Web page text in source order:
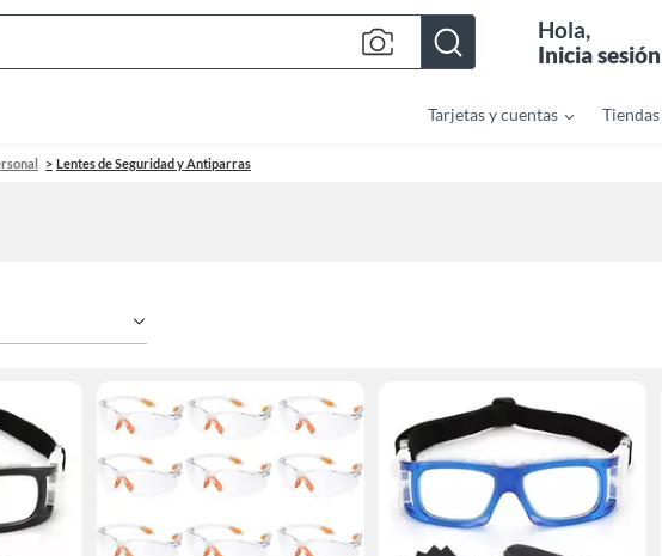
Bar
Hola,
Inicia sesión
Tarjetas y cuentas Tiendas
Lentes de Seguridad y Antiparras